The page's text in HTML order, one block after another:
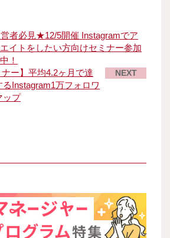
者必見★12/5開催 Instagramでア
イトをしたい方向けセミナー参加
！
ナー】平均4.2ヶ月で達
Instagram1万フォロワ
ップ
NEXT